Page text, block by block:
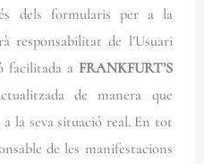
dels formularis per a la
responsabilitat de l’Usuari
facilitada a FRANKFURT’S
de manera que
la seva situació real. En tot
de les manifestacions